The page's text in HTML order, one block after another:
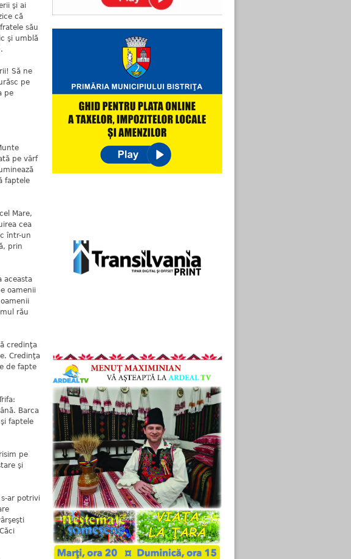
şi ai
că
său
şi umblă
Să ne
pe
pe
pe vârf
faptele
Mare,
cea
într-un
prin
aceasta
oamenii
rău
credinţa
Credinţa
de fapte
Barca
faptele
pe
şi
ar potrivi